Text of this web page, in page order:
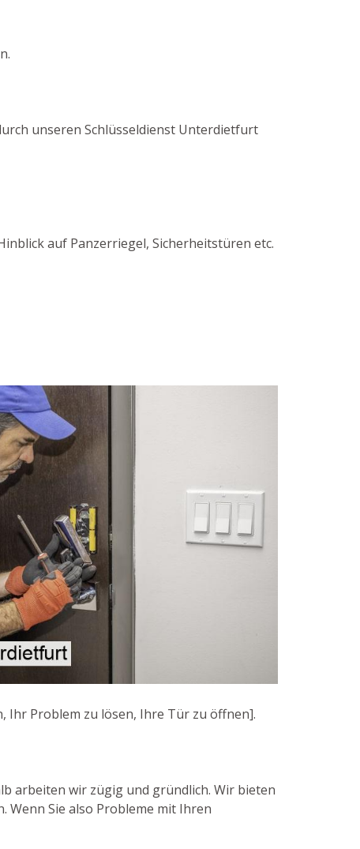
unseren Schlüsseldienst Unterdietfurt
auf Panzerriegel, Sicherheitstüren etc.
Ihr Problem zu lösen, Ihre Tür zu öffnen].
arbeiten wir zügig und gründlich. Wir bieten
Wenn Sie also Probleme mit Ihren